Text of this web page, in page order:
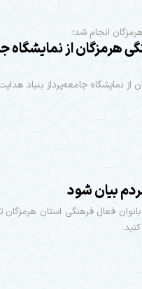
انجام شد؛
هرمزگان از نمایشگاه
از نمایشگاه جامعه‌پرداز بنیاد
بیان شود
فعال فرهنگی استان هرمزگان